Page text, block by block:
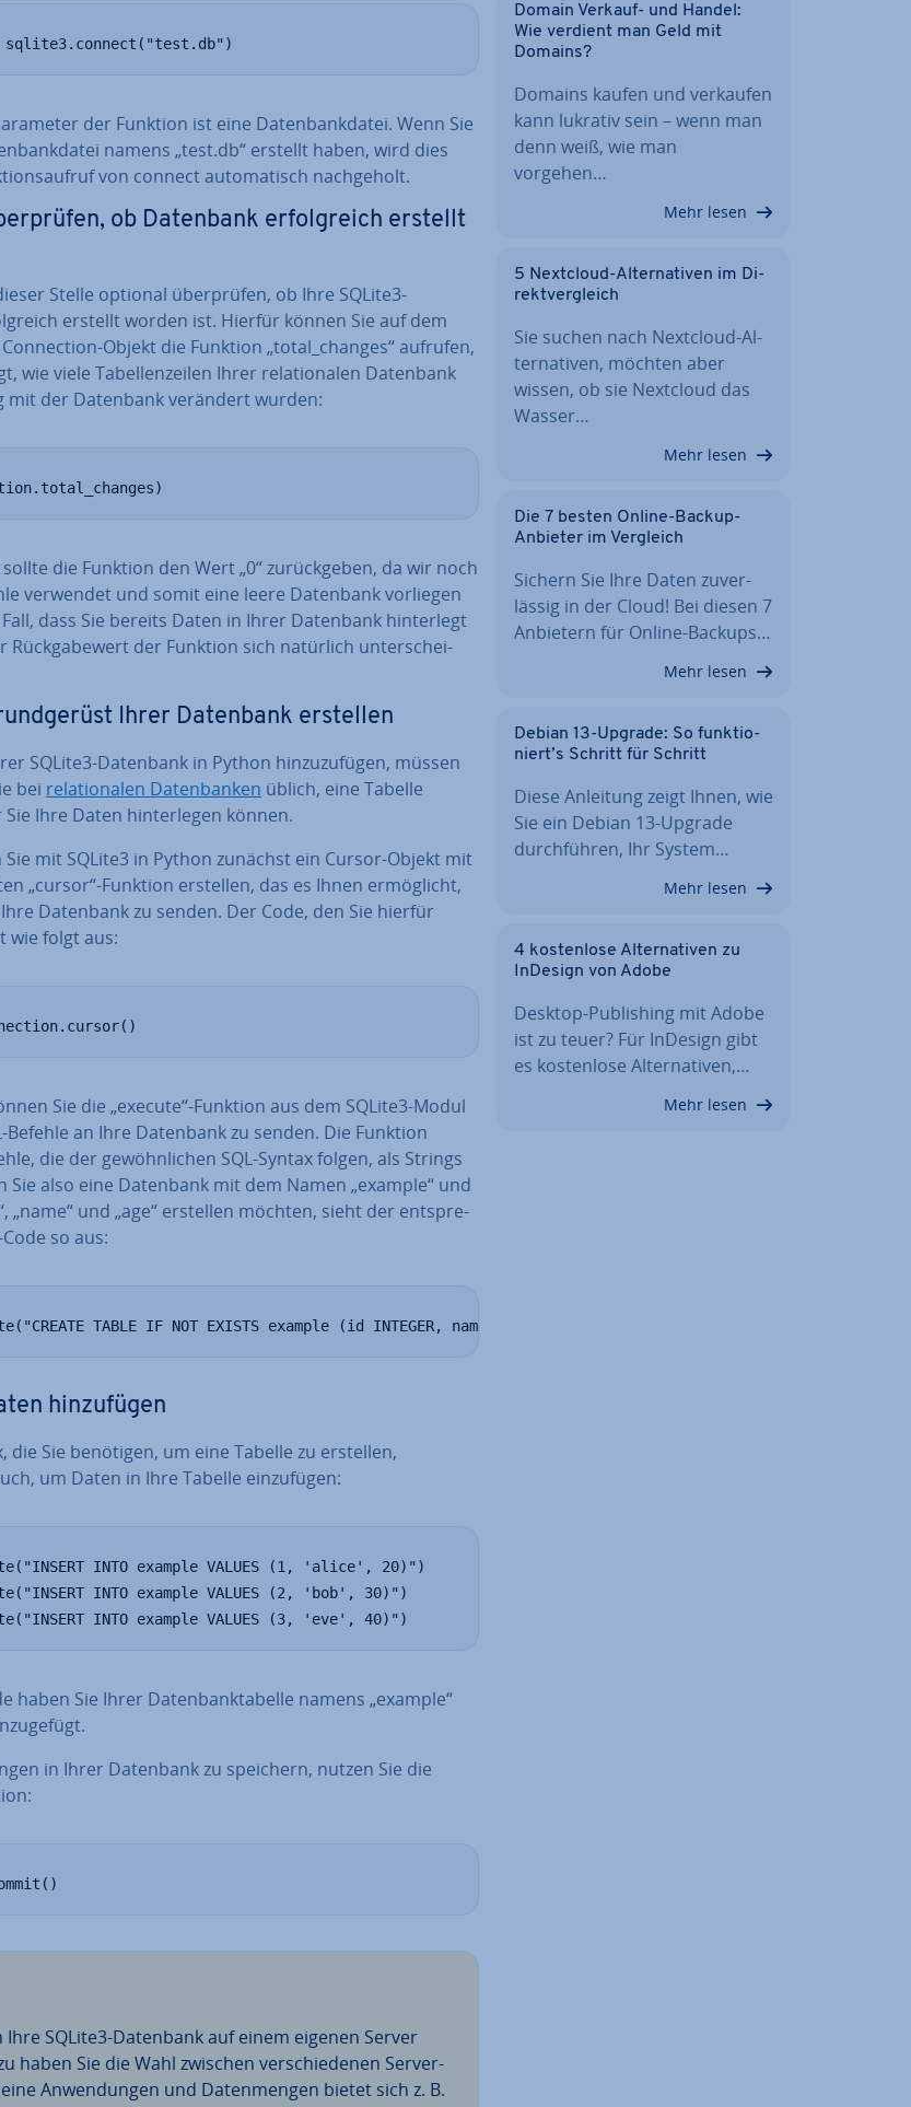
sqlite3.connect("test.db")
der Funktion ist eine Da­ten­bank­da­tei. Wenn Sie
namens „test.db“ erstellt haben, wird dies
von connect au­to­ma­tisch nach­ge­holt.
ob Datenbank er­folg­reich erstellt
Stelle optional über­prü­fen, ob Ihre SQLite3-
erstellt worden ist. Hierfür können Sie auf dem
Objekt die Funktion „total_changes“ aufrufen,
wie viele Ta­bel­len­zei­len Ihrer re­la­tio­na­len Datenbank
mit der Datenbank verändert wurden:
die Funktion den Wert „0“ zu­rück­ge­ben, da wir noch
verwendet und somit eine leere Datenbank vorliegen
dass Sie bereits Daten in Ihrer Datenbank hin­ter­legt
Rück­ga­be­wert der Funktion sich natürlich un­ter­schei­
Ihrer Datenbank erstellen
SQLite3-Datenbank in Python hin­zu­zu­fü­gen, müssen
bei re­la­tio­na­len Da­ten­ban­ken üblich, eine Tabelle
Ihre Daten hin­ter­le­gen können.
mit SQLite3 in Python zunächst ein Cursor-Objekt mit
„cursor“-Funktion erstellen, das es Ihnen er­mög­licht,
Ihre Datenbank zu senden. Der Code, den Sie hierfür
wie folgt aus:
Sie die „execute“-Funktion aus dem SQLite3-Modul
Befehle an Ihre Datenbank zu senden. Die Funktion
die der ge­wöhn­li­chen SQL-Syntax folgen, als Strings
Sie also eine Datenbank mit dem Namen „example“ und
„name“ und „age“ erstellen möchten, sieht der ent­spre­
so aus:
TABLE IF NOT EXISTS example (id INTEGER, name TEXT, age INTEGER)")
hin­zu­fü­gen
die Sie benötigen, um eine Tabelle zu erstellen,
um Daten in Ihre Tabelle ein­zu­fü­gen:
INTO example VALUES (1, 'alice', 20)")
INTO example VALUES (2, 'bob', 30)")
INTO example VALUES (3, 'eve', 40)")
haben Sie Ihrer Da­ten­bank­ta­bel­le namens „example“
in Ihrer Datenbank zu speichern, nutzen Sie die
Ihre SQLite3-Datenbank auf einem eigenen Server
haben Sie die Wahl zwischen ver­schie­de­nen Ser­ver­
An­wen­dun­gen und Da­ten­men­gen bietet sich z. B.
Domain Verkauf- und Handel:
Wie verdient man Geld mit
Domains?
Domains kaufen und verkaufen
kann lukrativ sein – wenn man
denn weiß, wie man
vorgehen…
Mehr lesen
5 Nextcloud-Al­ter­na­ti­ven im Di­
rekt­ver­gleich
Sie suchen nach Nextcloud-Al­
ter­na­ti­ven, möchten aber
wissen, ob sie Nextcloud das
Wasser…
Mehr lesen
Die 7 besten Online-Backup-
Anbieter im Vergleich
Sichern Sie Ihre Daten zu­ver­
läs­sig in der Cloud! Bei diesen 7
Anbietern für Online-Backups…
Mehr lesen
Debian 13-Upgrade: So funk­tio­
niert’s Schritt für Schritt
Diese Anleitung zeigt Ihnen, wie
Sie ein Debian 13-Upgrade
durch­füh­ren, Ihr System…
Mehr lesen
4 kos­ten­lo­se Al­ter­na­ti­ven zu
InDesign von Adobe
Desktop-Pu­bli­shing mit Adobe
ist zu teuer? Für InDesign gibt
es kos­ten­lo­se Al­ter­na­ti­ven,…
Mehr lesen